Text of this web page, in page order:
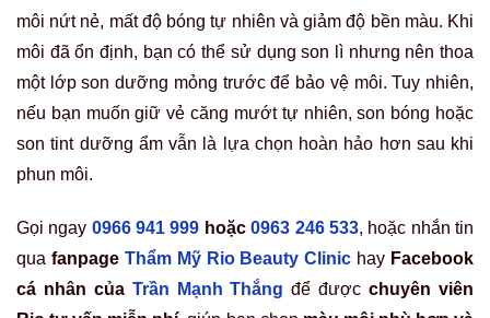
môi nứt nẻ, mất độ bóng tự nhiên và giảm độ bền màu. Khi
môi đã ổn định, bạn có thể sử dụng son lì nhưng nên thoa
một lớp son dưỡng mỏng trước để bảo vệ môi. Tuy nhiên,
nếu bạn muốn giữ vẻ căng mướt tự nhiên, son bóng hoặc
son tint dưỡng ẩm vẫn là lựa chọn hoàn hảo hơn sau khi
phun môi.
Gọi ngay 0966 941 999 hoặc0963 246 533, hoặc nhắn tin
qua fanpage Thẩm Mỹ Rio Beauty Clinic hay Facebook
cá nhân của Trần Mạnh Thắng để đượcchuyên viên